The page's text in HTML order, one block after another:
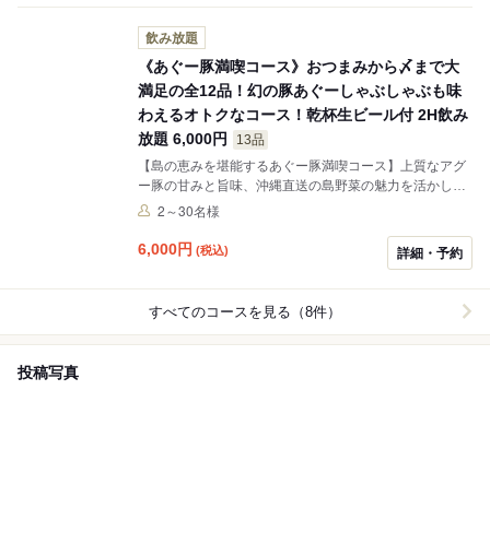
飲み放題
《あぐー豚満喫コース》おつまみから〆まで大
満足の全12品！幻の豚あぐーしゃぶしゃぶも味
わえるオトクなコース！乾杯生ビール付 2H飲み
放題 6,000円
13品
【島の恵みを堪能するあぐー豚満喫コース】上質なアグ
ー豚の甘みと旨味、沖縄直送の島野菜の魅力を活かした
しゃぶしゃぶ鍋やアグー豚のメンチなどあぐー豚がメイ
分を味わえます。ドリンクは2時間飲み放題！（乾杯生
ビール付き！）＋600円でビールが追加頂けます。 ※写
ーダーとなります。
2～30名様
6,000円 (税込) 詳細・予約
すべてのコースを見る（8件）
投稿写真